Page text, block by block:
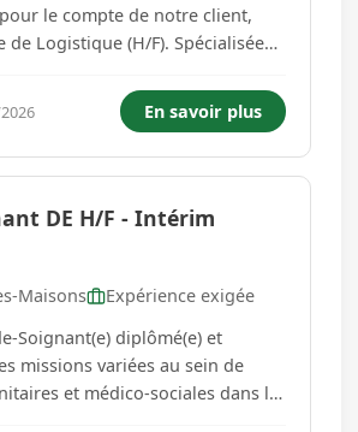
le compte de notre client,
(H/F). Spécialisée
de très haut de gamme,
prestigieuse située à Petite-
fair...
En savoir plus
DE H/F - Intérim
Maisons
Expérience exigée
Soignant(e) diplômé(e) et
missions variées au sein de
et médico-sociales dans le